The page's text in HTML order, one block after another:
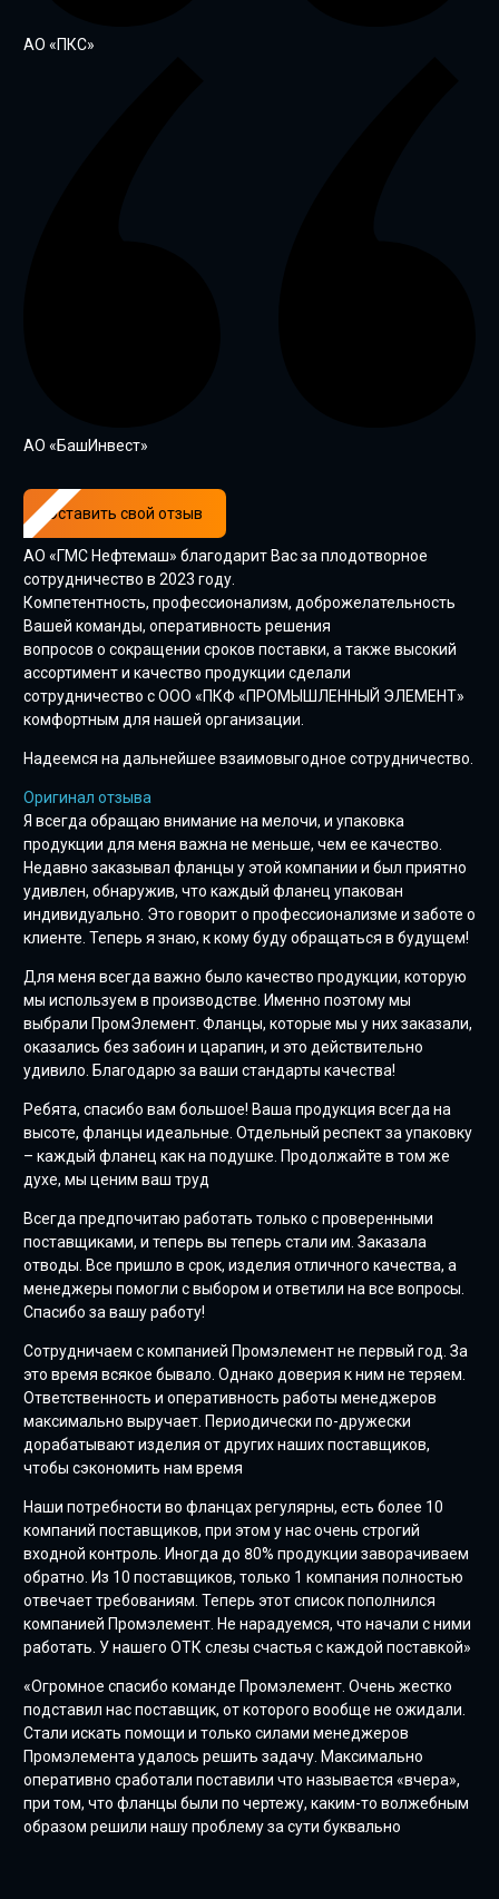
АО «ПКС»
AО «БашИнвест»
Оставить свой отзыв
АО «ГМС Нефтемаш» благодарит Вас за плодотворное
сотрудничество в 2023 году.
Компетентность, профессионализм, доброжелательность
Вашей команды, оперативность решения
вопросов о сокращении сроков поставки, а также высокий
ассортимент и качество продукции сделали
сотрудничество с ООО «ПКФ «ПРОМЫШЛЕННЫЙ ЭЛЕМЕНТ»
комфортным для нашей организации.
Надеемся на дальнейшее взаимовыгодное сотрудничество.
Оригинал отзыва
Я всегда обращаю внимание на мелочи, и упаковка
продукции для меня важна не меньше, чем ее качество.
Недавно заказывал фланцы у этой компании и был приятно
удивлен, обнаружив, что каждый фланец упакован
индивидуально. Это говорит о профессионализме и заботе о
клиенте. Теперь я знаю, к кому буду обращаться в будущем!
Для меня всегда важно было качество продукции, которую
мы используем в производстве. Именно поэтому мы
выбрали ПромЭлемент. Фланцы, которые мы у них заказали,
оказались без забоин и царапин, и это действительно
удивило. Благодарю за ваши стандарты качества!
Ребята, спасибо вам большое! Ваша продукция всегда на
высоте, фланцы идеальные. Отдельный респект за упаковку
– каждый фланец как на подушке. Продолжайте в том же
духе, мы ценим ваш труд
Всегда предпочитаю работать только с проверенными
поставщиками, и теперь вы теперь стали им. Заказала
отводы. Все пришло в срок, изделия отличного качества, а
менеджеры помогли с выбором и ответили на все вопросы.
Спасибо за вашу работу!
Сотрудничаем с компанией Промэлемент не первый год. За
это время всякое бывало. Однако доверия к ним не теряем.
Ответственность и оперативность работы менеджеров
максимально выручает. Периодически по-дружески
дорабатывают изделия от других наших поставщиков,
чтобы сэкономить нам время
Наши потребности во фланцах регулярны, есть более 10
компаний поставщиков, при этом у нас очень строгий
входной контроль. Иногда до 80% продукции заворачиваем
обратно. Из 10 поставщиков, только 1 компания полностью
отвечает требованиям. Теперь этот список пополнился
компанией Промэлемент. Не нарадуемся, что начали с ними
работать. У нашего ОТК слезы счастья с каждой поставкой»
«Огромное спасибо команде Промэлемент. Очень жестко
подставил нас поставщик, от которого вообще не ожидали.
Стали искать помощи и только силами менеджеров
Промэлемента удалось решить задачу. Максимально
оперативно сработали поставили что называется «вчера»,
при том, что фланцы были по чертежу, каким-то волжебным
образом решили нашу проблему за сути буквально